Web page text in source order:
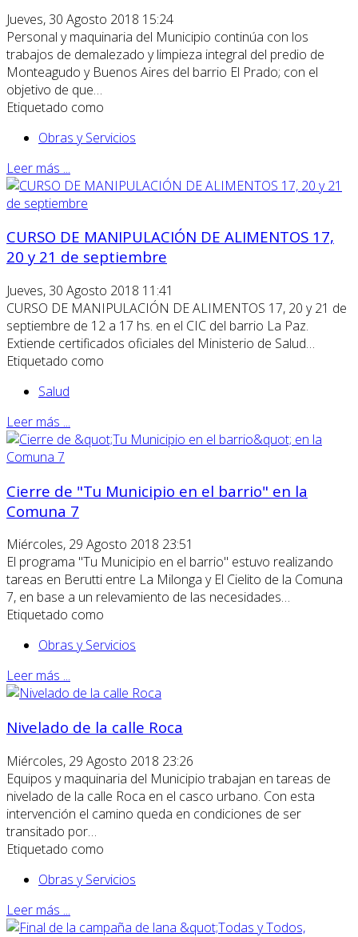
Jueves, 30 Agosto 2018 15:24
Personal y maquinaria del Municipio continúa con los
trabajos de demalezado y limpieza integral del predio de
Monteagudo y Buenos Aires del barrio El Prado; con el
objetivo de que…
Etiquetado como
Obras y Servicios
Leer más ...
CURSO DE MANIPULACIÓN DE ALIMENTOS 17,
20 y 21 de septiembre
Jueves, 30 Agosto 2018 11:41
CURSO DE MANIPULACIÓN DE ALIMENTOS 17, 20 y 21 de
septiembre de 12 a 17 hs. en el CIC del barrio La Paz.
Extiende certificados oficiales del Ministerio de Salud…
Etiquetado como
Salud
Leer más ...
Cierre de "Tu Municipio en el barrio" en la
Comuna 7
Miércoles, 29 Agosto 2018 23:51
El programa "Tu Municipio en el barrio" estuvo realizando
tareas en Berutti entre La Milonga y El Cielito de la Comuna
7, en base a un relevamiento de las necesidades…
Etiquetado como
Obras y Servicios
Leer más ...
Nivelado de la calle Roca
Miércoles, 29 Agosto 2018 23:26
Equipos y maquinaria del Municipio trabajan en tareas de
nivelado de la calle Roca en el casco urbano. Con esta
intervención el camino queda en condiciones de ser
transitado por…
Etiquetado como
Obras y Servicios
Leer más ...